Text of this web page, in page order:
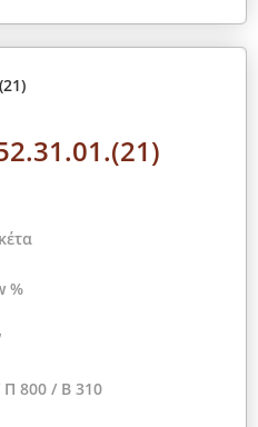
%
Π 800 / Β 310